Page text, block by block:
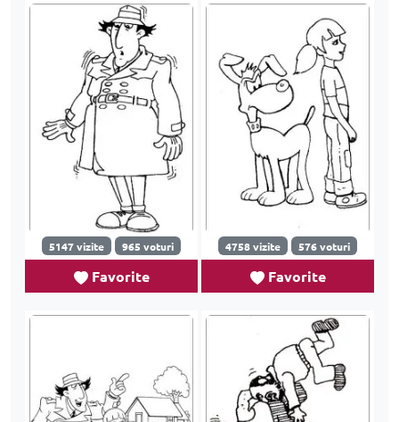
5147 vizite 965 voturi
Favorite
4758 vizite 576 voturi
Favorite